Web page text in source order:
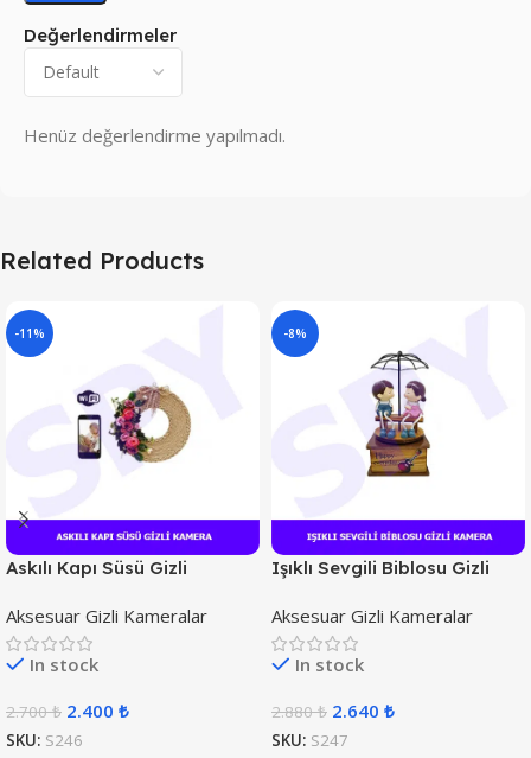
Değerlendirmeler
Henüz değerlendirme yapılmadı.
Related Products
-11%
Askılı Kapı Süsü Gizli
Aksesuar Gizli Kameralar
In stock
2.700₺ 2.400 ₺
SKU: S246
-8%
Işıklı Sevgili Biblosu Gizli
Aksesuar Gizli Kameralar
In stock
2.880₺ 2.640 ₺
SKU: S247